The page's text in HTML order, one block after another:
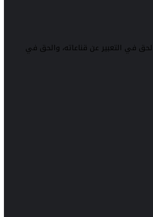
في التعبير عن قناعاته، والحق في